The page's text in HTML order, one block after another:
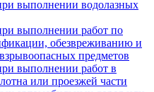
выполнении водолазных
выполнении работ по
обезвреживанию и
предметов
выполнении работ в
или проезжей части